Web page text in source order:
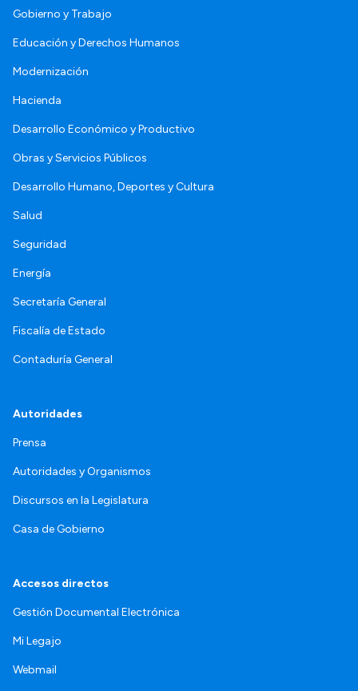
Gobierno y Trabajo
Educación y Derechos Humanos
Modernización
Hacienda
Desarrollo Económico y Productivo
Obras y Servicios Públicos
Desarrollo Humano, Deportes y Cultura
Salud
Seguridad
Energía
Secretaría General
Fiscalía de Estado
Contaduría General
Autoridades
Prensa
Autoridades y Organismos
Discursos en la Legislatura
Casa de Gobierno
Accesos directos
Gestión Documental Electrónica
Mi Legajo
Webmail